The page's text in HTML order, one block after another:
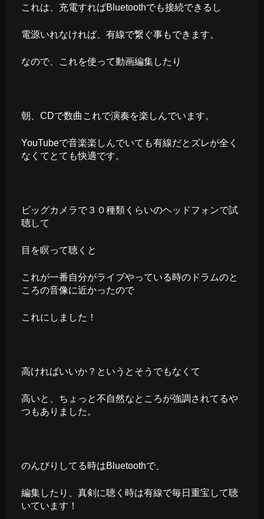
これは、充電すればBluetoothでも接続できるし
電源いれなければ、有線で繋ぐ事もできます。
なので、これを使って動画編集したり
朝、CDで数曲これで演奏を楽しんでいます。
YouTubeで音楽楽しんでいても有線だとズレが全く
なくてとても快適です。
ビッグカメラで３０種類くらいのヘッドフォンで試
聴して
目を瞑って聴くと
これが一番自分がライブやっている時のドラムのと
ころの音像に近かったので
これにしました！
高ければいいか？というとそうでもなくて
高いと、ちょっと不自然なところが強調されてるや
つもありました。
のんびりしてる時はBluetoothで、
編集したり、真剣に聴く時は有線で毎日重宝して聴
いています！